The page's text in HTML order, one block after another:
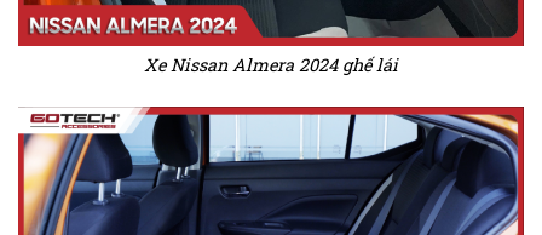
Xe Nissan Almera 2024 ghế lái